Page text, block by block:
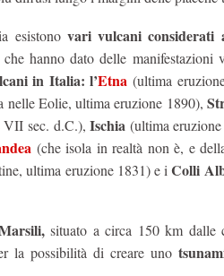
esistono vari vulcani considerati
hanno dato delle
in Italia: l’Etna(ultima
nelle Eolie, ultima eruzione 1890),
VII sec. d.C.),Ischia (ultima
(che isola in realtà non è, e
ultima eruzione 1831) e iColli
situato a circa 150 km dalle
la possibilità di creare uno